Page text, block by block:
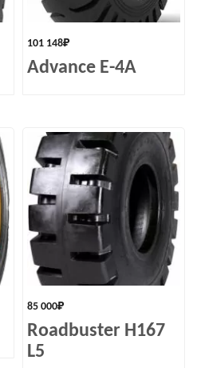
101 148₽
Advance E-4A
85 000₽
Roadbuster H167
L5